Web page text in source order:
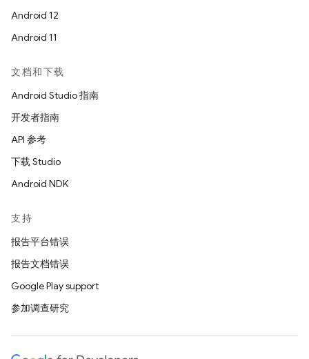
Android 12
Android 11
文档和下载
Android Studio 指南
开发者指南
API 参考
下载 Studio
Android NDK
支持
报告平台错误
报告文档错误
Google Play support
参加调查研究